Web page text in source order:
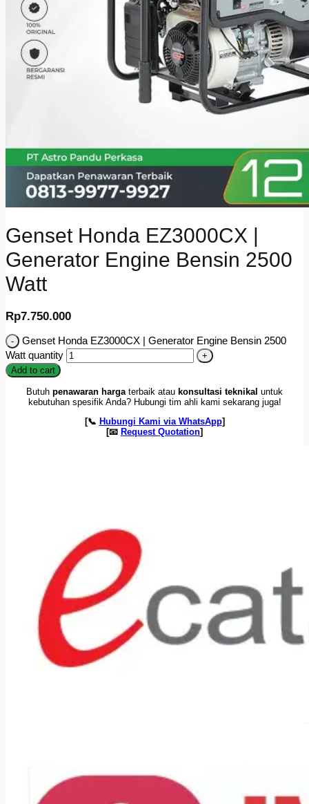
Genset Honda EZ3000CX |
Generator Engine Bensin 2500
Watt
Rp7.750.000
Genset Honda EZ3000CX | Generator Engine Bensin 2500
Watt quantity
Add to cart
Butuh penawaran hargaterbaik atau konsultasi teknikal untuk
kebutuhan spesifik Anda? Hubungi tim ahli kami sekarang juga!
[📞 Hubungi Kami via WhatsApp]
[📧 Request Quotation]